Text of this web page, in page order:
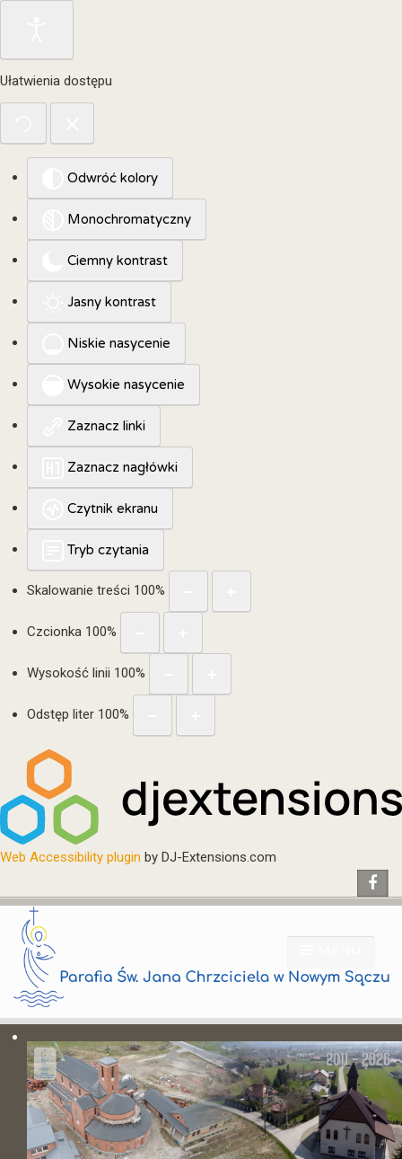
Ułatwienia dostępu
Odwróć kolory
Monochromatyczny
Ciemny kontrast
Jasny kontrast
Niskie nasycenie
Wysokie nasycenie
Zaznacz linki
Zaznacz nagłówki
Czytnik ekranu
Tryb czytania
Skalowanie treści 100%
Czcionka 100%
Wysokość linii 100%
Odstęp liter 100%
Web Accessibility plugin by DJ-Extensions.com